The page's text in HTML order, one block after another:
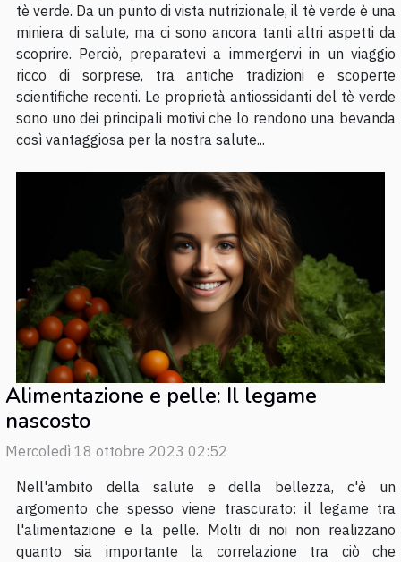
tè verde. Da un punto di vista nutrizionale, il tè verde è una
miniera di salute, ma ci sono ancora tanti altri aspetti da
scoprire. Perciò, preparatevi a immergervi in un viaggio
ricco di sorprese, tra antiche tradizioni e scoperte
scientifiche recenti. Le proprietà antiossidanti del tè verde
sono uno dei principali motivi che lo rendono una bevanda
così vantaggiosa per la nostra salute...
Alimentazione e pelle: Il legame
nascosto
Mercoledì 18 ottobre 2023 02:52
Nell'ambito della salute e della bellezza, c'è un
argomento che spesso viene trascurato: il legame tra
l'alimentazione e la pelle. Molti di noi non realizzano
quanto sia importante la correlazione tra ciò che